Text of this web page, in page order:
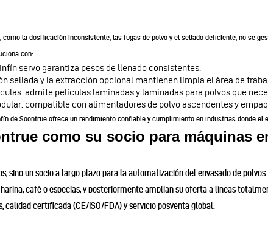
como la dosificación inconsistente, las fugas de polvo y el sellado deficiente, no se
con:
servo garantiza pesos de llenado consistentes.
sellada y la extracción opcional mantienen limpia el área de
admite películas laminadas y laminadas para polvos que
compatible con alimentadores de polvo ascendentes y
de Soontrue ofrece un rendimiento confiable y cumplimiento en industrias donde el
como su socio para máquinas
sino un socio a largo plazo para la automatización del envasado de
café o especias, y posteriormente amplían su oferta a líneas
certificada (CE/ISO/FDA) y servicio posventa global.